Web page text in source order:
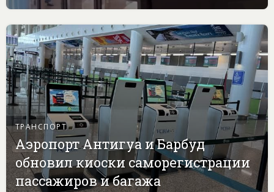
ТРАНСПОРТ
Аэропорт Антигуа и Барбуд
обновил киоски саморегистрации
пассажиров и багажа